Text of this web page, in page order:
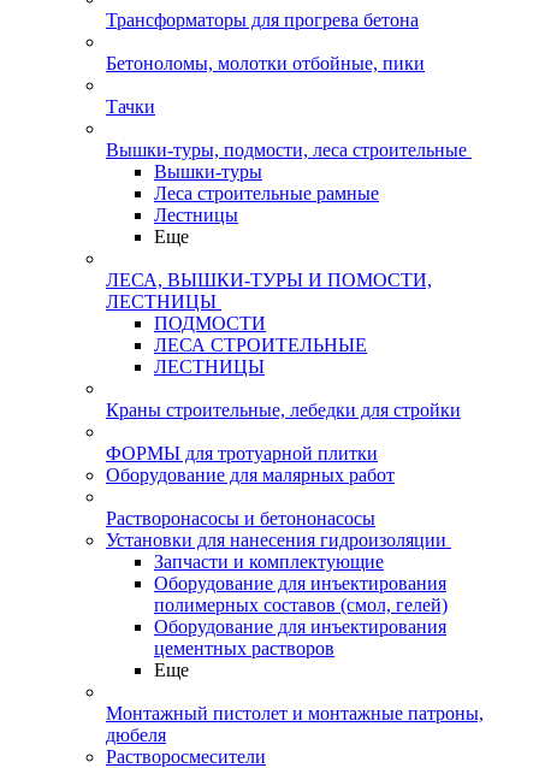
Трансформаторы для прогрева бетона
Бетоноломы, молотки отбойные, пики
Тачки
Вышки-туры, подмости, леса строительные
Вышки-туры
Леса строительные рамные
Лестницы
Еще
ЛЕСА, ВЫШКИ-ТУРЫ И ПОМОСТИ,
ЛЕСТНИЦЫ
ПОДМОСТИ
ЛЕСА СТРОИТЕЛЬНЫЕ
ЛЕСТНИЦЫ
Краны строительные, лебедки для стройки
ФОРМЫ для тротуарной плитки
Оборудование для малярных работ
Растворонасосы и бетононасосы
Установки для нанесения гидроизоляции
Запчасти и комплектующие
Оборудование для инъектирования
полимерных составов (смол, гелей)
Оборудование для инъектирования
цементных растворов
Еще
Монтажный пистолет и монтажные патроны,
дюбеля
Растворосмесители